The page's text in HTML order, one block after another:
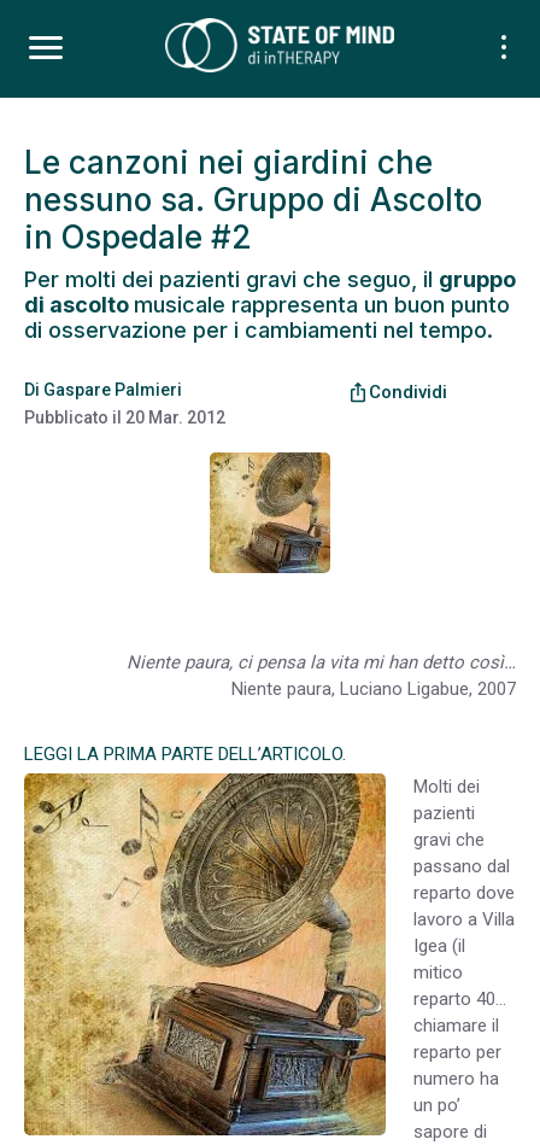
Le canzoni nei giardini che
nessuno sa. Gruppo di Ascolto
in Ospedale #2
Per molti dei pazienti gravi che seguo, il gruppo
di ascolto musicale rappresenta un buon punto
di osservazione per i cambiamenti nel tempo.
Di Gaspare Palmieri
Pubblicato il 20 Mar. 2012
ios_share Condividi
Niente paura, ci pensa la vita mi han detto così…
Niente paura, Luciano Ligabue, 2007
LEGGI LA PRIMA PARTE DELL’ARTICOLO.
Molti dei
pazienti
gravi che
passano dal
reparto dove
lavoro a Villa
Igea (il
mitico
reparto 40…
chiamare il
reparto per
numero ha
un po’
sapore di